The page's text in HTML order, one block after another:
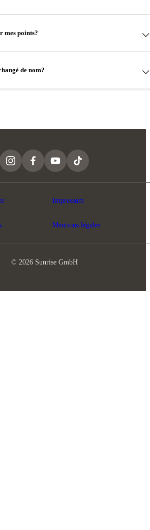
Sunrise éligible et que cela a un impact sur
sera actualisé et sera affiché avec vos avantages
mes points?
bienvenue dès que vous rejoindrez Sunrise
vos produits Sunrise éligibles, dès que votre
1.– =1 point.
correspond au prix mensuel de
de nom?
© 2026 Sunrise GmbH
Impressum
Mentions légales